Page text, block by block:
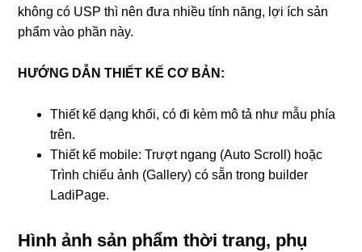
không có USP thì nên đưa nhiều tính năng, lợi ích sản
phẩm vào phần này.
HƯỚNG DẪN THIẾT KẾ CƠ BẢN:
Thiết kế dạng khối, có đi kèm mô tả như mẫu phía
trên.
Thiết kế mobile: Trượt ngang (Auto Scroll) hoặc
Trình chiếu ảnh (Gallery) có sẵn trong builder
LadiPage.
Hình ảnh sản phẩm thời trang, phụ